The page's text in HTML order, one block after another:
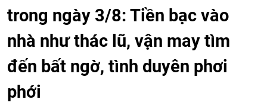
trong ngày 3/8: Tiền bạc vào
nhà như thác lũ, vận may tìm
đến bất ngờ, tình duyên phơi
phới